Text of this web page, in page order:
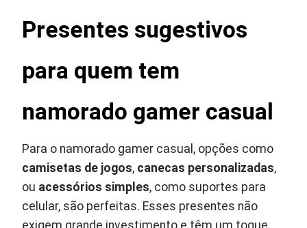
Presentes sugestivos
para quem tem
namorado gamer casual
Para o namorado gamer casual, opções como
camisetas de jogos, canecas personalizadas,
ou acessórios simples, como suportes para
celular, são perfeitas. Esses presentes não
exigem grande investimento e têm um toque